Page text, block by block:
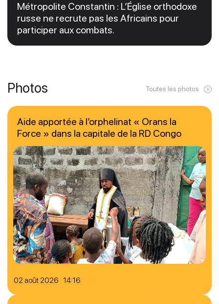
Métropolite Constantin : L’Église orthodoxe
russe ne recrute pas les Africains pour
participer aux combats.
Photos Toutes les photos
02 août 2026 14:16
Aide apportée à l’orphelinat « Orans la
Force » dans la capitale de la RD Congo